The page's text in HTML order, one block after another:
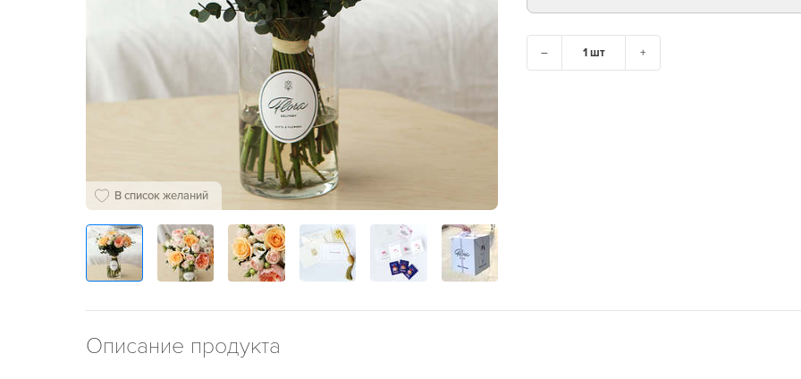
В список желаний
– +
Описание продукта